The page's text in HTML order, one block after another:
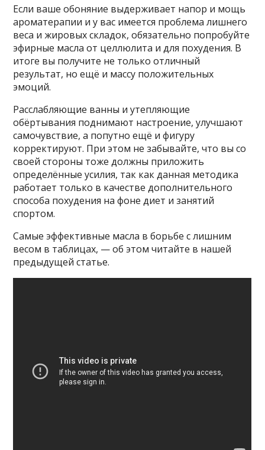
Если ваше обоняние выдерживает напор и мощь
ароматерапии и у вас имеется проблема лишнего
веса и жировых складок, обязательно попробуйте
эфирные масла от целлюлита и для похудения. В
итоге вы получите не только отличный
результат, но ещё и массу положительных
эмоций.
Расслабляющие ванны и утепляющие
обёртывания поднимают настроение, улучшают
самочувствие, а попутно ещё и фигуру
корректируют. При этом не забывайте, что вы со
своей стороны тоже должны приложить
определённые усилия, так как данная методика
работает только в качестве дополнительного
способа похудения на фоне диет и занятий
спортом.
Самые эффективные масла в борьбе с лишним
весом в таблицах, — об этом читайте в нашей
предыдущей статье.